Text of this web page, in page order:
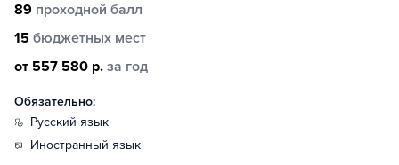
89 проходной балл
15 бюджетных мест
от 557 580 р. за год
Обязательно:
русский язык
иностранный язык